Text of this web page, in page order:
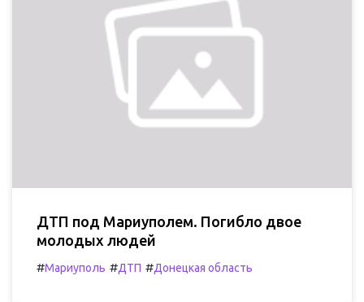
ДТП под Мариуполем. Погибло двое
молодых людей
#Мариуполь #ДТП #Донецкая область